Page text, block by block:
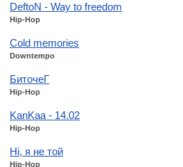
DeftoN - Way to freedom
Hip-Hop
Cold memories
Downtempo
БиточеГ
Hip-Hop
KanKaa - 14.02
Hip-Hop
Ні, я не той
Hip-Hop